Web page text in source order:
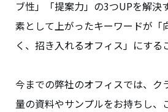
ブ性」「提案力」の3つUPを解決
素として上がったキーワードが「
く、招き入れるオフィス」にする
今までの弊社のオフィスでは、ク
量の資料やサンプルをお持ちし、